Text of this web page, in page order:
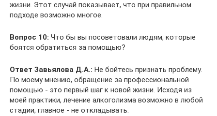
жизни. Этот случай показывает, что при правильном
подходе возможно многое.
Вопрос 10: Что бы вы посоветовали людям, которые
боятся обратиться за помощью?
Ответ Завьялова Д.А.: Не бойтесь признать проблему.
По моему мнению, обращение за профессиональной
помощью - это первый шаг к новой жизни. Исходя из
моей практики, лечение алкоголизма возможно в любой
стадии, главное - не откладывать.